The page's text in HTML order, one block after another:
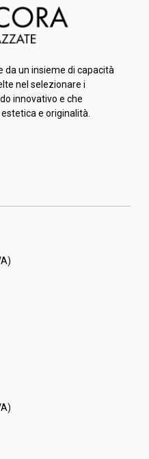
da un insieme di capacità
nel selezionare i
innovativo e che
e originalità.